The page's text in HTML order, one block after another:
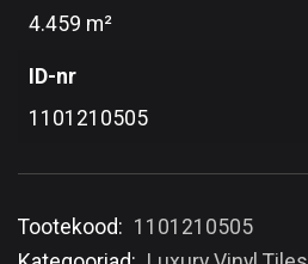
4.459 m²
ID-nr
1101210505
Tootekood: 1101210505